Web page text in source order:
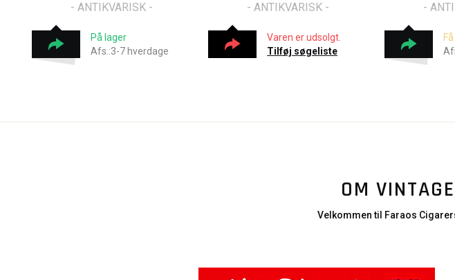
- ANTIKVARISK -
På lager
Afs.:3-7 hverdage
- ANTIKVARISK -
Varen er udsolgt.
Tilføj søgeliste
-
OM
Velkommen til Faraos